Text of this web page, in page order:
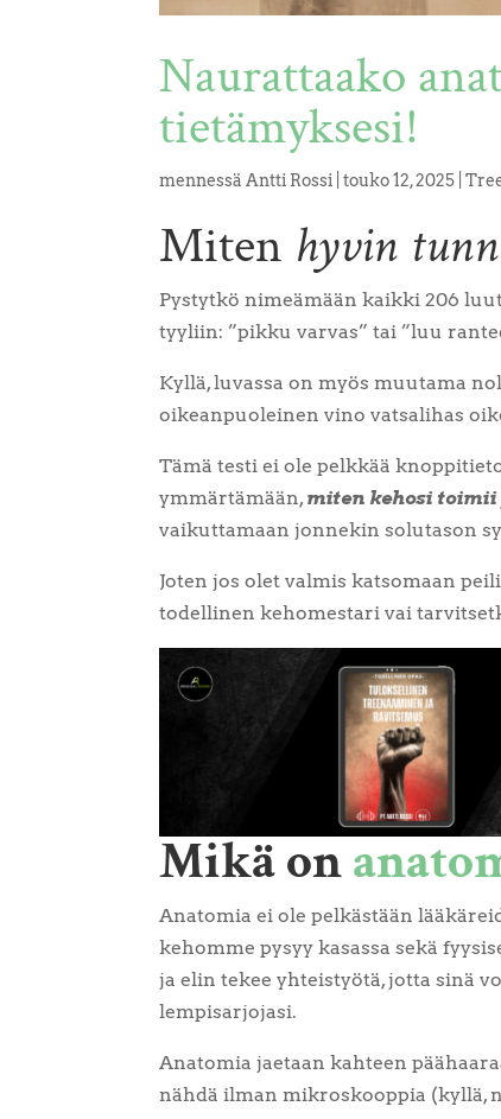
Naurattaako
tietämyksesi!
mennessäAntti Rossi |touko 12, 2025 |
Miten hyvin
Pystytkö nimeämään kaikki 206
tyyliin: ”pikku varvas” tai ”luu
Kyllä, luvassa on myös muutama
oikeanpuoleinen vino vatsalihas
Tämä testi ei ole pelkkää
ymmärtämään, miten kehosi
vaikuttamaan jonnekin solutason
Joten jos olet valmis katsomaan
todellinen kehomestari vai
Mikä on
Anatomia ei ole pelkästään
kehomme pysyy kasassa sekä
ja elin tekee yhteistyötä, jotta sinä
lempisarjojasi.
Anatomia jaetaan kahteen
nähdä ilman mikroskooppia (kyllä,